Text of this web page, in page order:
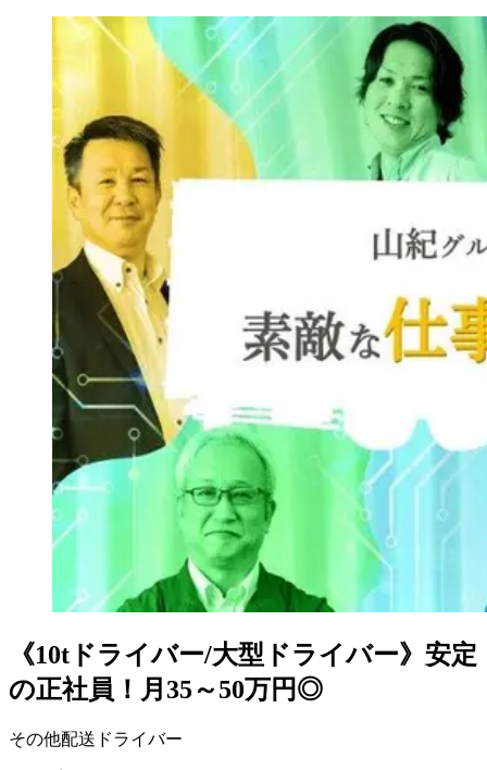
《10tドライバー/大型ドライバー》安定
の正社員！月35～50万円◎
その他配送ドライバー